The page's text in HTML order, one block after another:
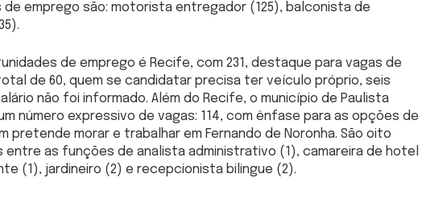
emprego são: motorista entregador (125), balconista de
de emprego é Recife, com 231, destaque para vagas de
de 60, quem se candidatar precisa ter veículo próprio, seis
não foi informado. Além do Recife, o município de Paulista
número expressivo de vagas: 114, com ênfase para as opções de
pretende morar e trabalhar em Fernando de Noronha. São oito
as funções de analista administrativo (1), camareira de hotel
(1), jardineiro (2) e recepcionista bilingue (2).